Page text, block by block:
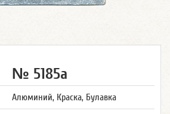
№ 5185а
Алюминий, Краска, Булавка